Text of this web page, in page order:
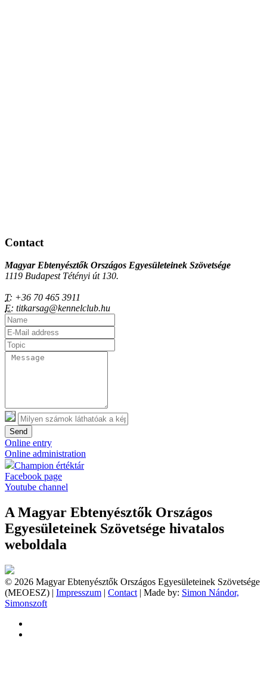
Contact
Magyar Ebtenyésztők Országos Egyesületeinek Szövetsége
1119 Budapest Tétényi út 130.
T: +36 70 465 3911
E: titkarsag@kennelclub.hu
Send
Online entry
Online administration
Champion értéktár
Facebook page
Youtube channel
A Magyar Ebtenyésztők Országos
Egyesületeinek Szövetsége hivatalos
weboldala
© 2026 Magyar Ebtenyésztők Országos Egyesületeinek Szövetsége
(MEOESZ) | Impresszum | Contact | Made by: Simon Nándor,
Simonszoft